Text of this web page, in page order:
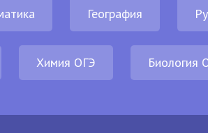
География
Химия ОГЭ Биология